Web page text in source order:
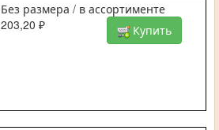
Без размера / в ассортименте
203,20 ₽ Купить